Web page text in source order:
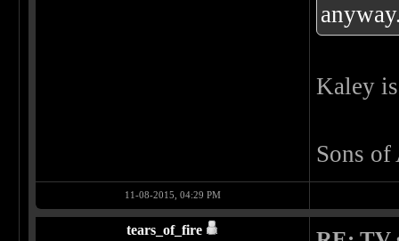
Kaley
Sons
11-08-2015, 04:29 PM
tears_of_fire